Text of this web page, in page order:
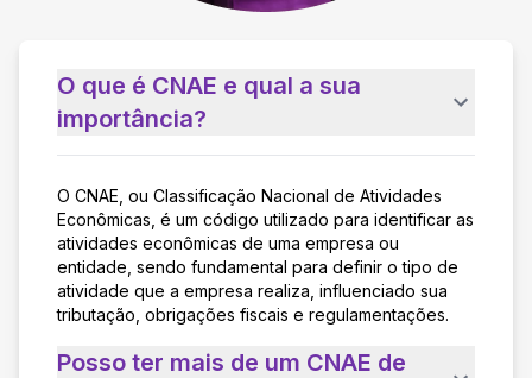
O que é CNAE e qual a sua
importância?
O CNAE, ou Classificação Nacional de Atividades
Econômicas, é um código utilizado para identificar as
atividades econômicas de uma empresa ou
entidade, sendo fundamental para definir o tipo de
atividade que a empresa realiza, influenciado sua
tributação, obrigações fiscais e regulamentações.
Posso ter mais de um CNAE de